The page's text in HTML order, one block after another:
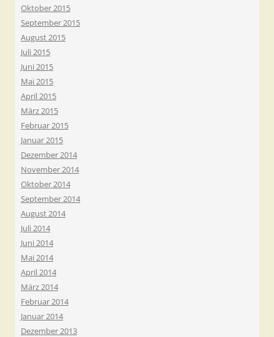
Oktober 2015
September 2015
August 2015
Juli 2015
Juni 2015
Mai 2015
April 2015
März 2015
Februar 2015
Januar 2015
Dezember 2014
November 2014
Oktober 2014
September 2014
August 2014
Juli 2014
Juni 2014
Mai 2014
April 2014
März 2014
Februar 2014
Januar 2014
Dezember 2013